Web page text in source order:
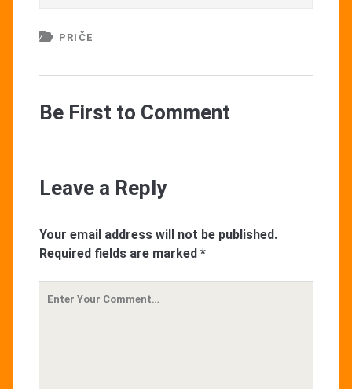
PRIČE
Be First to Comment
Leave a Reply
Your email address will not be published.
Required fields are marked *